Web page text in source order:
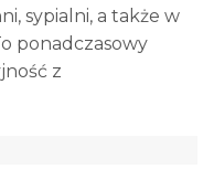
sypialni, a także w
ponadczasowy
z